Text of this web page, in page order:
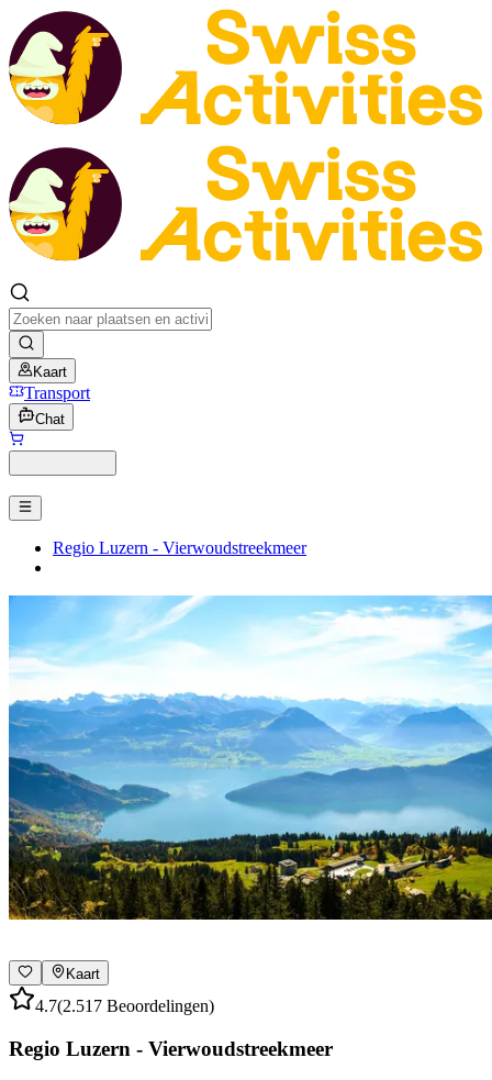
Kaart
Transport
Chat
Regio Luzern - Vierwoudstreekmeer
Kaart
4.7(2.517 Beoordelingen)
Regio Luzern - Vierwoudstreekmeer